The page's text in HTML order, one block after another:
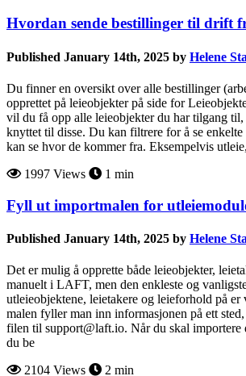
Hvordan sende bestillinger til drift
Published January 14th, 2025 by Helene
Du finner en oversikt over alle bestillinger
opprettet på leieobjekter på side for
vil du få opp alle leieobjekter du har tilgang til,
knyttet til disse. Du kan filtrere for å se enkelte
kan se hvor de kommer fra. Eksempelvis
1997 Views
1 min
Fyll ut importmalen for
Published January 14th, 2025 by Helene
Det er mulig å opprette både leieobjekter,
manuelt i LAFT, men den enkleste og
utleieobjektene, leietakere og leieforhold på
malen fyller man inn informasjonen på ett
filen til support@laft.io. Når du skal importere
du be
2104 Views
2 min